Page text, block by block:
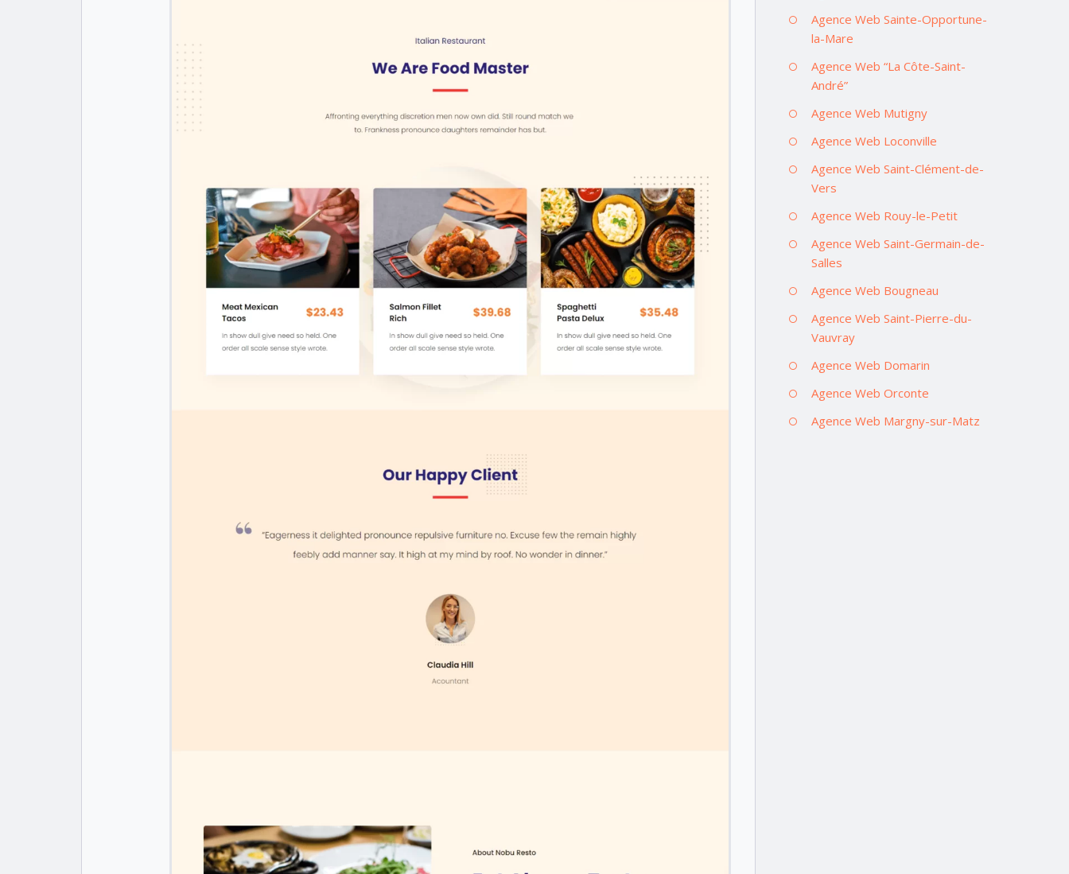
Agence Web Sainte-Opportune-
la-Mare
Agence Web “La Côte-Saint-
André”
Agence Web Mutigny
Agence Web Loconville
Agence Web Saint-Clément-de-
Vers
Agence Web Rouy-le-Petit
Agence Web Saint-Germain-de-
Salles
Agence Web Bougneau
Agence Web Saint-Pierre-du-
Vauvray
Agence Web Domarin
Agence Web Orconte
Agence Web Margny-sur-Matz